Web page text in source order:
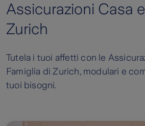
Assicurazioni Casa
Zurich
Tutela i tuoi affetti con le
Famiglia di Zurich, modulari e
tuoi bisogni.